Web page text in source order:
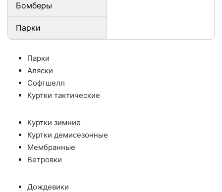
Бомберы
Парки
Парки
Аляски
Софтшелл
Куртки тактические
Куртки зимние
Куртки демисезонные
Мембранные
Ветровки
Дождевики